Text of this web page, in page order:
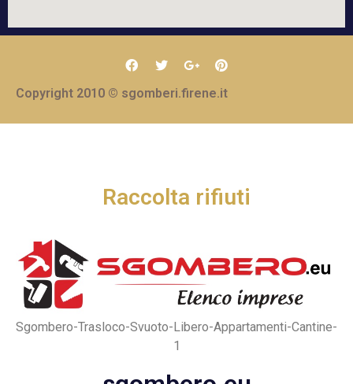
Copyright 2010 © sgomberi.firene.it
Raccolta rifiuti
Sgombero-Trasloco-Svuoto-Libero-Appartamenti-Cantine-
1